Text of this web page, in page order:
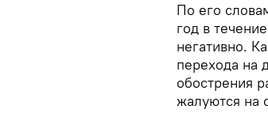
По его
год в
негативно.
перехода на
обострения
жалуются на